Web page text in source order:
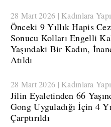
28 Mart 2026 | Kadınlara
​Önceki 9 Yıllık Hapis
Sonucu Kolları Engelli
Yaşındaki Bir Kadın,
Atıldı
28 Mart 2026 | Kadınlara
​Jilin Eyaletinden 66
Gong Uyguladığı İçin 4
Çarptırıldı